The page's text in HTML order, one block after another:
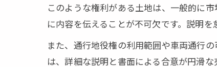
売却予定
登記
口約
このような権利がある土地は、一般的に
に内容を伝えることが不可欠です。説明
また、通行地役権の利用範囲や車両通行
は、詳細な説明と書面による合意が円滑な